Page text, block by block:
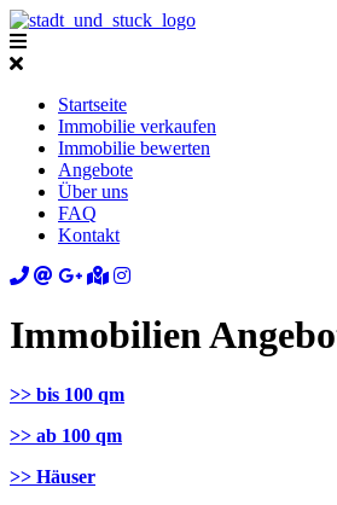
Startseite
Immobilie verkaufen
Immobilie bewerten
Angebote
Über uns
FAQ
Kontakt
Immobilien
>> bis 100 qm
>> ab 100 qm
>> Häuser